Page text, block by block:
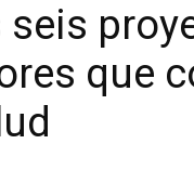
seis
que